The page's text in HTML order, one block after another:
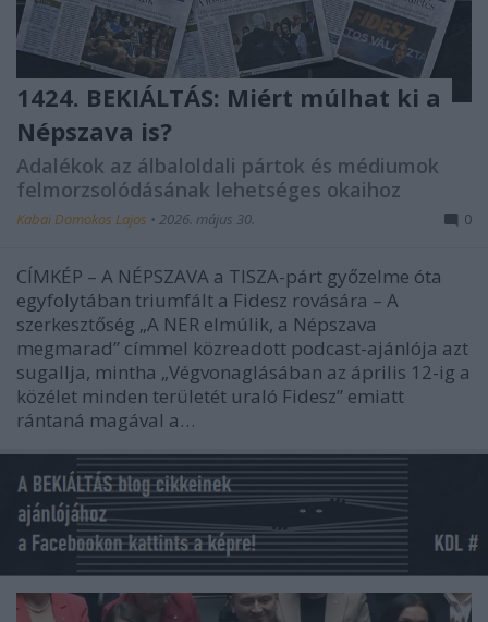
1424. BEKIÁLTÁS: Miért múlhat ki a
Népszava is?
Adalékok az álbaloldali pártok és médiumok
felmorzsolódásának lehetséges okaihoz
Kabai Domokos Lajos • 2026. május 30. 0
CÍMKÉP – A NÉPSZAVA a TISZA-párt győzelme óta
egyfolytában triumfált a Fidesz rovására – A
szerkesztőség „A NER elmúlik, a Népszava
megmarad” címmel közreadott podcast-ajánlója azt
sugallja, mintha „Végvonaglásában az április 12-ig a
közélet minden területét uraló Fidesz” emiatt
rántaná magával a…